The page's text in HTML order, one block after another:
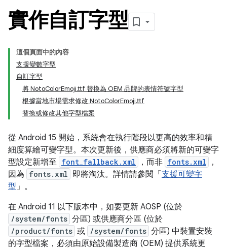
實作自訂字型
這個頁面中的內容
支援變數字型
自訂字型
將 NotoColorEmoji.ttf 替換為 OEM 品牌的表情符號字型
根據當地市場需求修改 NotoColorEmoji.ttf
替換或修改其他字型檔案
從 Android 15 開始，系統會在執行階段以更高的效率和精
細度算繪可變字型。本次更新後，供應商必須將新的可變字
型設定新增至 font_fallback.xml ，而非 fonts.xml
，
因為 fonts.xml 即將淘汰。詳情請參閱「 支援可變字
型」。
在 Android 11 以下版本中，如要更新 AOSP (位於
/system/fonts 分區) 或供應商分區 (位於
/product/fonts 或 /system/fonts 分區) 中裝置安裝
的字型檔案，必須由原始設備製造商 (OEM) 提供系統更